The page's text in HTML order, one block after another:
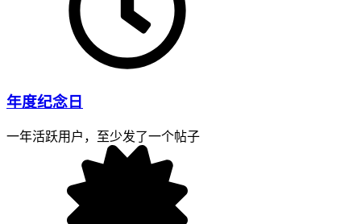
年度纪念日
一年活跃用户，至少发了一个帖子